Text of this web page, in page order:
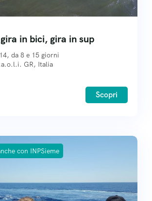
in bici, gira in sup
da 8 e 15 giorni
GR, Italia
Scopri
con INPSieme